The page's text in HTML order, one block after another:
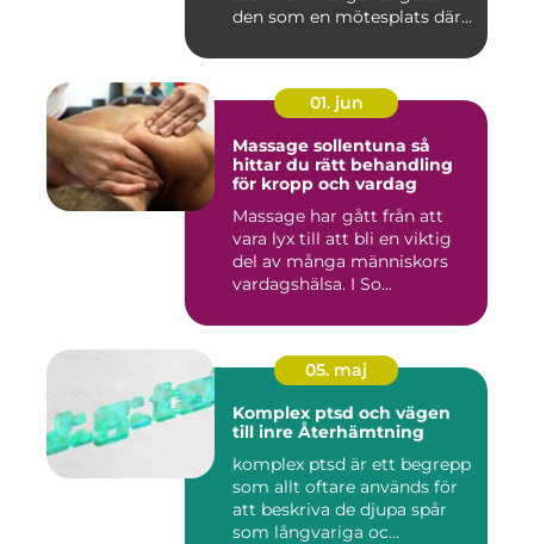
den som en mötesplats där
01. jun
Massage sollentuna så
hittar du rätt behandling
för kropp och vardag
Massage har gått från att
vara lyx till att bli en viktig
del av många människors
vardagshälsa. I So...
05. maj
Komplex ptsd och vägen
till inre Återhämtning
komplex ptsd är ett begrepp
som allt oftare används för
att beskriva de djupa spår
som långvariga oc...